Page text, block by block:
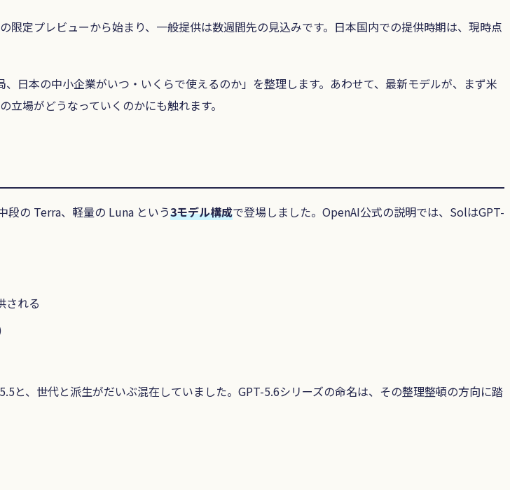
定プレビューから始まり、一般提供は数週間先の見込みです。日本国内での提供時期は、現時点
日本の中小企業がいつ・いくらで使えるのか」を整理します。あわせて、最新モデルが、まず米
場がどうなっていくのかにも触れます。
段の Terra、軽量の Luna という3モデル構成で登場しました。OpenAI公式の説明では、SolはGPT-
される
と、世代と派生がだいぶ混在していました。GPT-5.6シリーズの命名は、その整理整頓の方向に踏